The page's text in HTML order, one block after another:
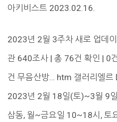
아키비스트 2023.02.16.
2023년 2월 3주차 새로 업데
관 640조사 | 총 76건 확인 | 0
건 무음산방… htm 갤러리엘
2023년 2월 18일(토)~3월 9
삼동, 월~금요일 10~18시, 토